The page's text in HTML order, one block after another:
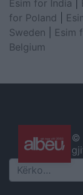
Esim for India
for Poland
Sweden
Esim
Belgium
©
Search